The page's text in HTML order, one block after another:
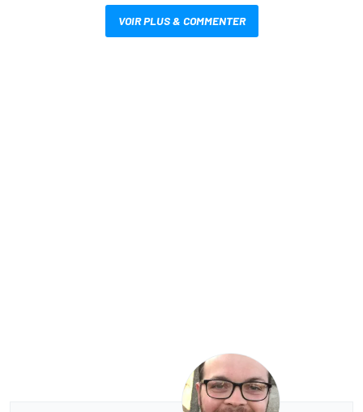
VOIR PLUS & COMMENTER